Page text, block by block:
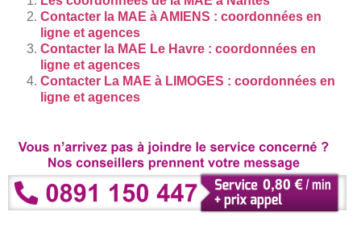
Contacter la MAE à AMIENS : coordonnées en
ligne et agences
Contacter la MAE Le Havre : coordonnées en
ligne et agences
Contacter La MAE à LIMOGES : coordonnées en
ligne et agences